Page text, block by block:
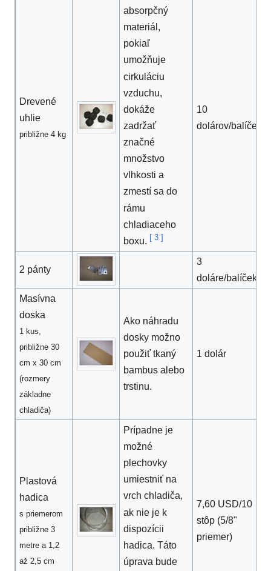
Drevené
uhlie
približne 4 kg
absorpčný
materiál,
pokiaľ
umožňuje
cirkuláciu
vzduchu,
dokáže
zadržať
značné
množstvo
vlhkosti a
zmestí sa do
rámu
chladiaceho
boxu. [ 3]
10
dolárov/balíček
2 pánty
3
doláre/balíček
Masívna
doska
1 kus,
približne 30
cm x 30 cm
(rozmery
základne
chladiča)
Ako náhradu
dosky možno
použiť tkaný
bambus alebo
trstinu.
1 dolár
Plastová
hadica
s priemerom
približne 3
metre a 1,2
až 2,5 cm
Prípadne je
možné
plechovky
umiestniť na
vrch chladiča,
ak nie je k
dispozícii
hadica. Táto
úprava bude
7,60 USD/10
stôp (5/8"
priemer)